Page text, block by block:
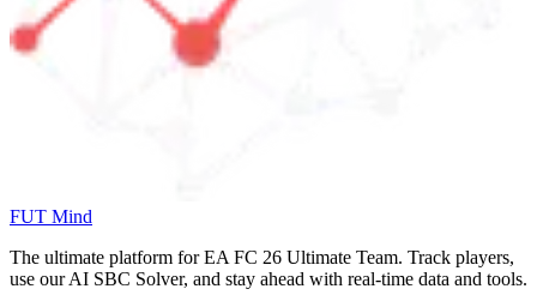
FUT Mind
The ultimate platform for EA FC 26 Ultimate Team. Track players,
use our AI SBC Solver, and stay ahead with real-time data and tools.